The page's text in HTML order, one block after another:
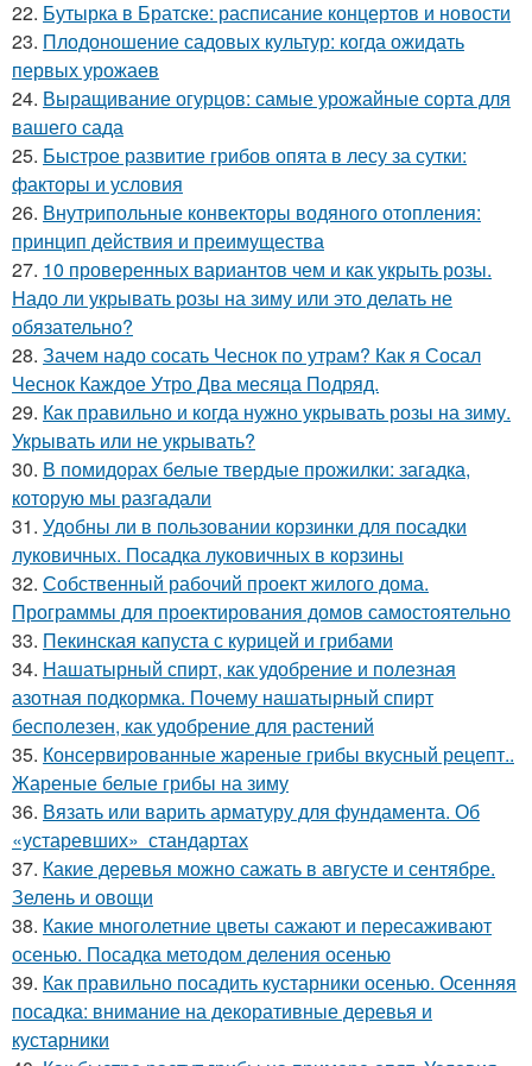
22. Бутырка в Братске: расписание концертов и новости
23. Плодоношение садовых культур: когда ожидать
первых урожаев
24. Выращивание огурцов: самые урожайные сорта для
вашего сада
25. Быстрое развитие грибов опята в лесу за сутки:
факторы и условия
26. Внутрипольные конвекторы водяного отопления:
принцип действия и преимущества
27. 10 проверенных вариантов чем и как укрыть розы.
Надо ли укрывать розы на зиму или это делать не
обязательно?
28. Зачем надо сосать Чеснок по утрам? Как я Сосал
Чеснок Каждое Утро Два месяца Подряд.
29. Как правильно и когда нужно укрывать розы на зиму.
Укрывать или не укрывать?
30. В помидорах белые твердые прожилки: загадка,
которую мы разгадали
31. Удобны ли в пользовании корзинки для посадки
луковичных. Посадка луковичных в корзины
32. Собственный рабочий проект жилого дома.
Программы для проектирования домов самостоятельно
33. Пекинская капуста с курицей и грибами
34. Нашатырный спирт, как удобрение и полезная
азотная подкормка. Почему нашатырный спирт
бесполезен, как удобрение для растений
35. Консервированные жареные грибы вкусный рецепт..
Жареные белые грибы на зиму
36. Вязать или варить арматуру для фундамента. Об
«устаревших» стандартах
37. Какие деревья можно сажать в августе и сентябре.
Зелень и овощи
38. Какие многолетние цветы сажают и пересаживают
осенью. Посадка методом деления осенью
39. Как правильно посадить кустарники осенью. Осенняя
посадка: внимание на декоративные деревья и
кустарники